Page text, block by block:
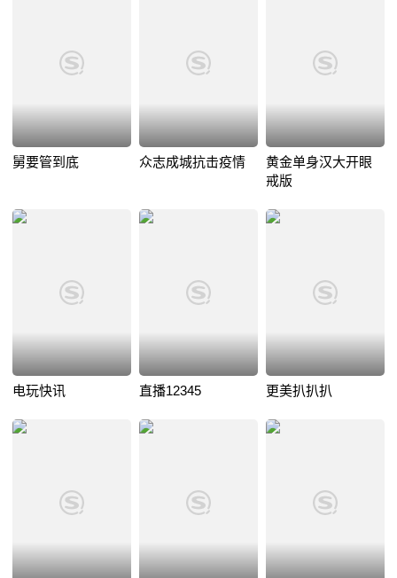
舅要管到底 众志成城抗击疫情
黄金单身汉大开眼
戒版
电玩快讯 直播12345 更美扒扒扒